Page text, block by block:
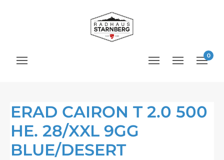
0
ERAD CAIRON T 2.0 500
HE. 28/XXL 9GG
BLUE/DESERT